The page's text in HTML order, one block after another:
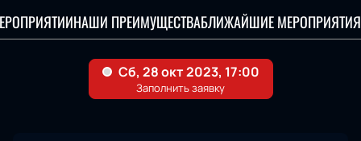
НАШИ ПРЕИМУЩЕСТВАБЛИЖАЙШИЕ МЕРОПРИЯТИЯ